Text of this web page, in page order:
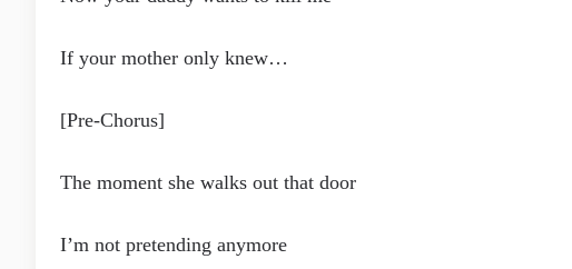
If your mother only knew…
[Pre-Chorus]
The moment she walks out that door
I’m not pretending anymore